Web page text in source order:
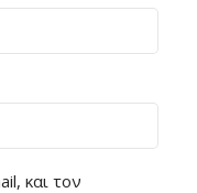
και τον